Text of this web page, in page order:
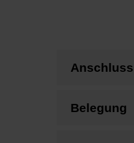
Belegung